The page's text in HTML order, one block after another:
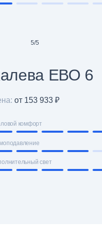
5/5
ЕВО 6
от 153 933 ₽
комфорт
свет